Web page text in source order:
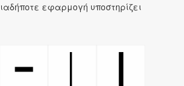
εφαρμογή υποστηρίζει
━